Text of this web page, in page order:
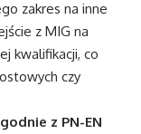
zakres na inne
z MIG na
kwalifikacji, co
czy
z PN-EN